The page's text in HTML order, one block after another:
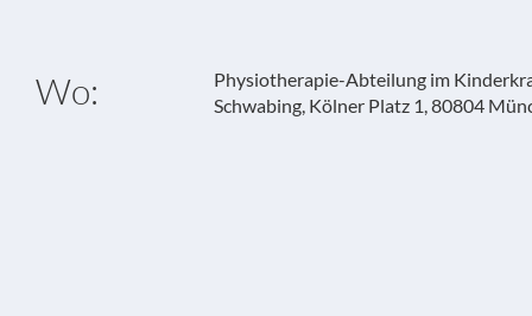
Wo:
Physiotherapie-Abteilung im
Schwabing, Kölner Platz 1, 80804